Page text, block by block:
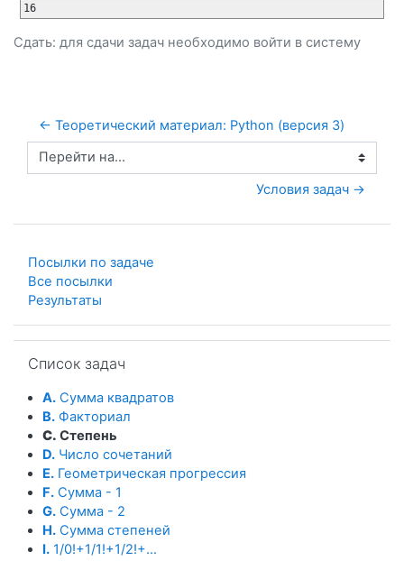
16
Сдать: для сдачи задач необходимо войти в систему
← Теоретический материал: Python (версия 3)
Перейти на...
Условия задач →
Посылки по задаче
Все посылки
Результаты
Список задач
A. Сумма квадратов
B. Факториал
C. Степень
D. Число сочетаний
E. Геометрическая прогрессия
F. Сумма - 1
G. Сумма - 2
H. Сумма степеней
I. 1/0!+1/1!+1/2!+...